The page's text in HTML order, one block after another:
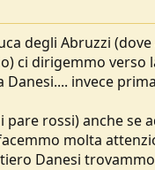
degli Abruzzi (dove
ci dirigemmo verso
invece
rossi) anche se
molta
Danesi